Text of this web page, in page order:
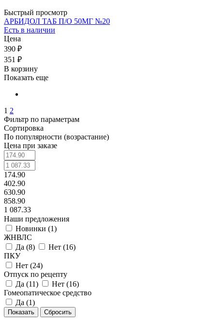
Быстрый просмотр
АРБИДОЛ ТАБ П/О 50МГ №20
Есть в наличии
Цена
390 ₽
351 ₽
В корзину
Показать еще
1 2
Фильтр по параметрам
Сортировка
По популярности (возрастание)
Цена при заказе
174.90
402.90
630.90
858.90
1 087.33
Наши предложения
Новинки (1)
ЖНВЛС
Да (8) Нет (16)
ПКУ
Нет (24)
Отпуск по рецепту
Да (11) Нет (16)
Гомеопатическое средство
Да (1)
Сбросить